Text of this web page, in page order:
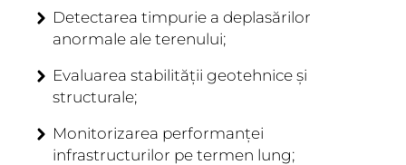
Detectarea timpurie a deplasărilor
anormale ale terenului;
Evaluarea stabilității geotehnice și
structurale;
Monitorizarea performanței
infrastructurilor pe termen lung;